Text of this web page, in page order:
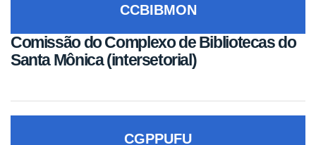
CCBIBMON
Comissão do Complexo de Bibliotecas do
Santa Mônica (intersetorial)
CGPPUFU